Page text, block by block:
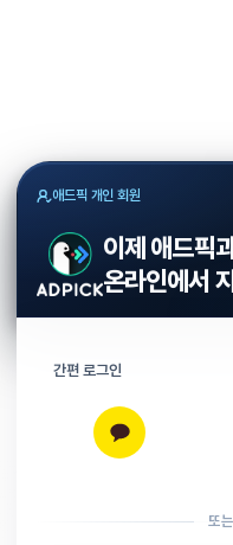
애드픽 개인 회원
이제 애드픽
온라인에서
간편 로그인
또